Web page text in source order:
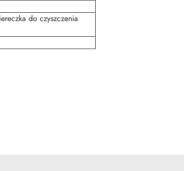
do czyszczenia